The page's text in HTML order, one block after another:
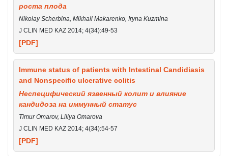
роста плода
Nikolay Scherbina, Mikhail Makarenko, Iryna Kuzmina
J CLIN MED KAZ 2014; 4(34):49-53
[PDF]
Immune status of patients with Intestinal Candidiasis
and Nonspecific ulcerative colitis
Неспецифический язвенный колит и влияние
кандидоза на иммунный статус
Timur Omarov, Liliya Omarova
J CLIN MED KAZ 2014; 4(34):54-57
[PDF]